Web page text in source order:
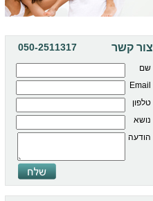
050-2511317 צור קשר
שם
Email
טלפון
נושא
הודעה